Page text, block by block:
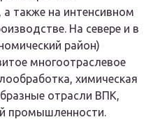
также на интенсивном
На севере и в
район)
многоотраслевое
химическая
отрасли ВПК,
промышленности.